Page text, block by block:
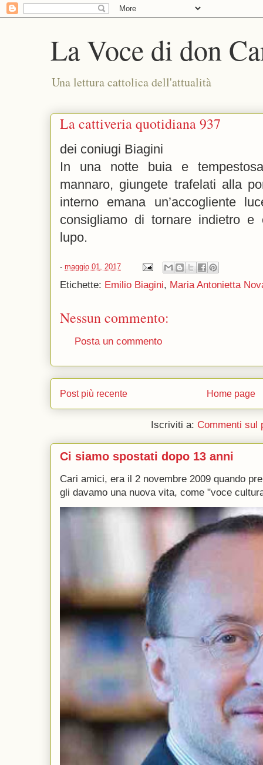
La Voce di don
Una lettura cattolica dell'attualità
La cattiveria quotidiana 937
dei coniugi Biagini
In una notte buia e
mannaro, giungete trafelati alla
interno emana un’accogliente
consigliamo di tornare indietro e
lupo.
- maggio 01, 2017
Etichette: Emilio Biagini, Maria Antonietta
Nessun commento:
Posta un commento
Post più recente Home page
Iscriviti a: Commenti sul
Ci siamo spostati dopo 13 anni
Cari amici, era il 2 novembre 2009 quando
gli davamo una nuova vita, come "voce